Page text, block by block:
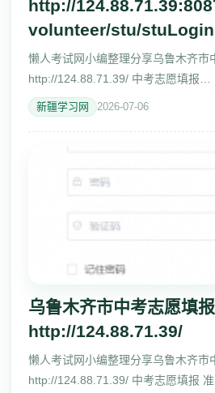
http://
volunteer/stu/stuLogin
懒人考试网小编整理分享乌鲁木齐市
http://124.88.71.39/ 中考志愿填报
http://124.88.71.39:8087/edu-
号http://124.88.71.39:8087/edu-
新疆学习网 2026-07-06
乌鲁木齐市中考志愿填
http://124.88.71.39/
懒人考试网小编整理分享乌鲁木齐市
http://124.88.71.39/ 中考志愿填报